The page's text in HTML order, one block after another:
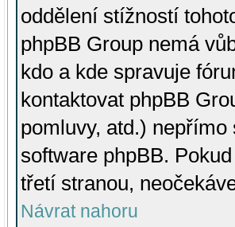
oddělení stížností
phpBB Group nemá
kdo a kde spravuje
kontaktovat phpBB
pomluvy, atd.)
software phpBB.
třetí stranou,
Návrat nahoru